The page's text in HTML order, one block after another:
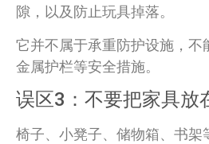
隙，以及防止玩具掉落。
它并不属于承重防护设施，不
金属护栏等安全措施。
误区3：不要把家具放
椅子、小凳子、储物箱、书架